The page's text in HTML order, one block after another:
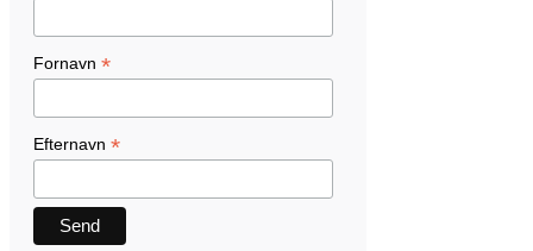
Fornavn *
Efternavn *